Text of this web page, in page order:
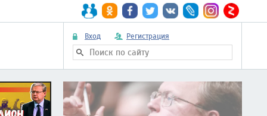
Вход Регистрация